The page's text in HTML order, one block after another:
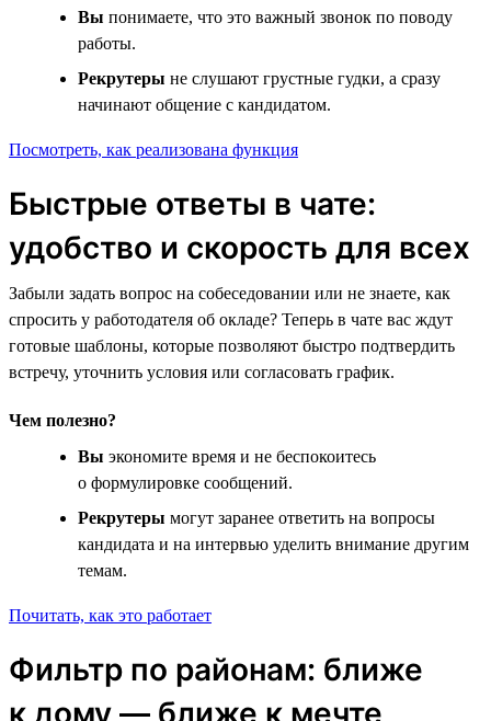
Вы понимаете, что это важный звонок по поводу
работы.
Рекрутеры не слушают грустные гудки, а сразу
начинают общение с кандидатом.
Посмотреть, как реализована функция
Быстрые ответы в чате:
удобство и скорость для всех
Забыли задать вопрос на собеседовании или не знаете, как
спросить у работодателя об окладе? Теперь в чате вас ждут
готовые шаблоны, которые позволяют быстро подтвердить
встречу, уточнить условия или согласовать график.
Чем полезно?
Вы экономите время и не беспокоитесь
о формулировке сообщений.
Рекрутеры могут заранее ответить на вопросы
кандидата и на интервью уделить внимание другим
темам.
Почитать, как это работает
Фильтр по районам: ближе
к дому — ближе к мечте